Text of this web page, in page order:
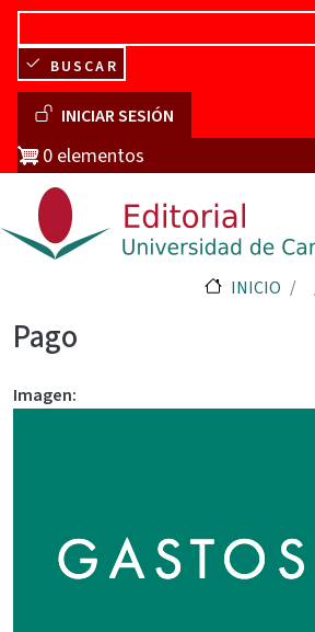
Pasar al contenido principal
BUSCAR
Menú de cuenta de usuario
INICIAR SESIÓN
0 elementos
INICIO
Pago
Imagen